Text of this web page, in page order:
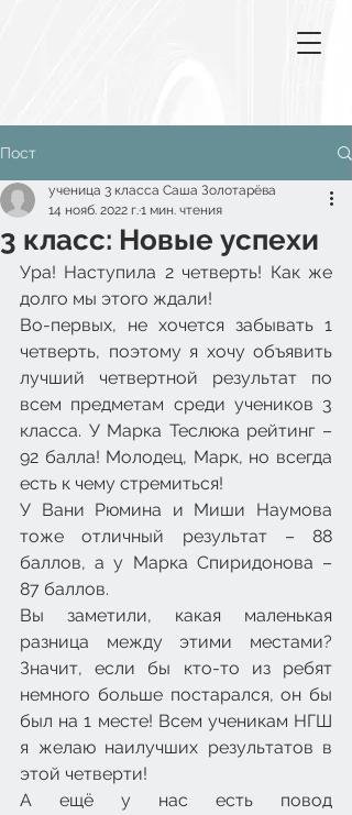
Пост
3 класс: Новые успехи
ученица 3 класса Саша Золотарёва
14 нояб. 2022 г.1 мин. чтения
Ура! Наступила 2 четверть! Как же
долго мы этого ждали!
Во-первых, не хочется забывать 1
четверть, поэтому я хочу объявить
лучший четвертной результат по
всем предметам среди учеников 3
класса. У Марка Теслюка рейтинг –
92 балла! Молодец, Марк, но всегда
есть к чему стремиться!
У Вани Рюмина и Миши Наумова
тоже отличный результат – 88
баллов, а у Марка Спиридонова –
87 баллов.
Вы заметили, какая маленькая
разница между этими местами?
Значит, если бы кто-то из ребят
немного больше постарался, он бы
был на 1 месте! Всем ученикам НГШ
я желаю наилучших результатов в
этой четверти!
А ещё у нас есть повод